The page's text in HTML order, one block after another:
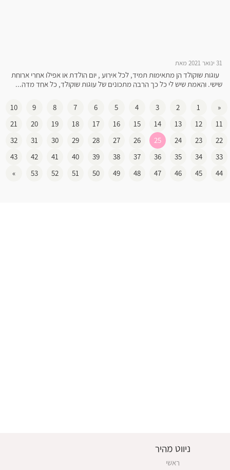
31 ינואר 2021 מאת
עוגות שוקולד הן מתאימות תמיד, לכל אירוע , יום הולדת או אפילו אחרי ארוחת
שישי. והאמת שיש לי כל כך הרבה מתכונים של עוגות שוקולד, כל אחד מדה...
«
1
2
3
4
5
6
7
8
9
10
11
12
13
14
15
16
17
18
19
20
21
22
23
24
25
26
27
28
29
30
31
32
33
34
35
36
37
38
39
40
41
42
43
44
45
46
47
48
49
50
51
52
53
»
ניווט מהיר
ראשי